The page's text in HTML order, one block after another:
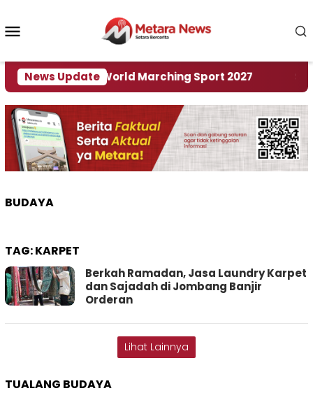
konten
News Update
Rumah World Marching Sport 2027 ‎Soal
BUDAYA
TAG:KARPET
Berkah Ramadan, Jasa Laundry Karpet
dan Sajadah di Jombang Banjir
Orderan
Lihat Lainnya
TUALANG BUDAYA